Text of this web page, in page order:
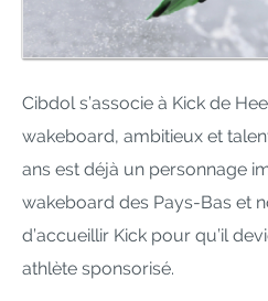
Cibdol s’associe à Kick de
wakeboard, ambitieux et
ans est déjà un personnage
wakeboard des Pays-Bas et
d’accueillir Kick pour qu’il
athlète sponsorisé.